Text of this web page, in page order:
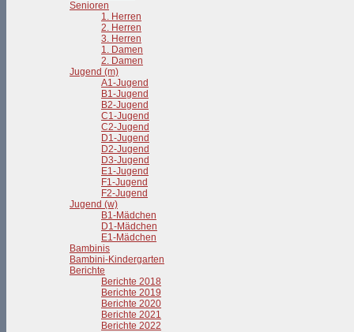
Senioren
1. Herren
2. Herren
3. Herren
1. Damen
2. Damen
Jugend (m)
A1-Jugend
B1-Jugend
B2-Jugend
C1-Jugend
C2-Jugend
D1-Jugend
D2-Jugend
D3-Jugend
E1-Jugend
F1-Jugend
F2-Jugend
Jugend (w)
B1-Mädchen
D1-Mädchen
E1-Mädchen
Bambinis
Bambini-Kindergarten
Berichte
Berichte 2018
Berichte 2019
Berichte 2020
Berichte 2021
Berichte 2022